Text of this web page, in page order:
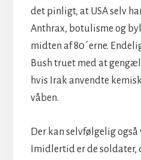
det pinligt, at USA selv
Anthrax, botulisme og
midten af 80´erne.
Bush truet med at
hvis Irak anvendte
våben.
Der kan selvfølgelig også
Imidlertid er de soldater,